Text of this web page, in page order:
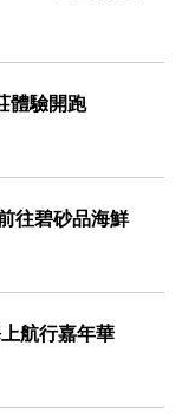
體驗開跑
往碧砂品海鮮
航行嘉年華